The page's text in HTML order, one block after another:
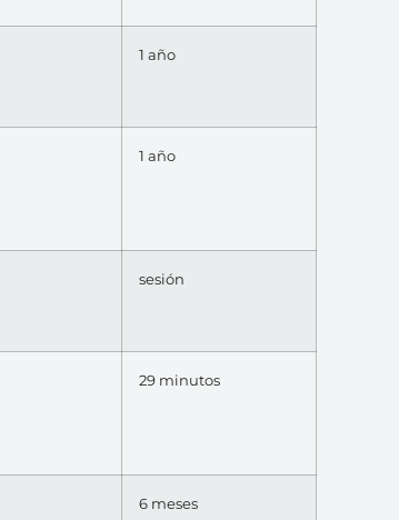
1 año
1 año
sesión
29 minutos
6 meses